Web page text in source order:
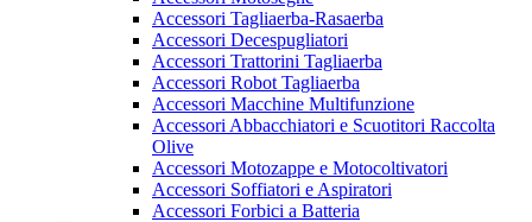
Accessori Tagliaerba-Rasaerba
Accessori Decespugliatori
Accessori Trattorini Tagliaerba
Accessori Robot Tagliaerba
Accessori Macchine Multifunzione
Accessori Abbacchiatori e Scuotitori Raccolta
Olive
Accessori Motozappe e Motocoltivatori
Accessori Soffiatori e Aspiratori
Accessori Forbici a Batteria